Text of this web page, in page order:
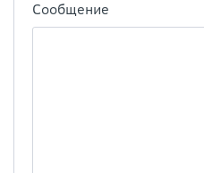
Сообщение